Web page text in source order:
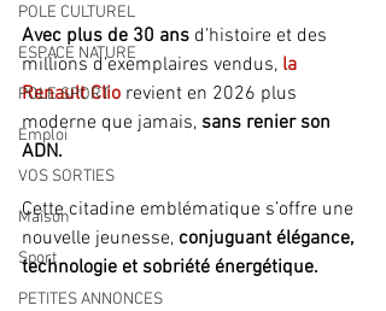
POLE CULTUREL
ESPACE NATURE
POLE SPORT
Emploi
VOS SORTIES
Maison
Sport
PETITES ANNONCES
Avec plus de 30 ans d’histoire et des
millions d’exemplaires vendus, la
Renault Clio revient en 2026 plus
moderne que jamais, sans renier son
ADN.
Cette citadine emblématique s’offre une
nouvelle jeunesse, conjuguant élégance,
technologie et sobriété énergétique.